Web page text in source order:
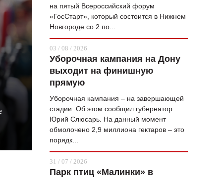
СТИЛЬ ЖИЗНИ
КУЛЬТ ЕДЫ
ЖУРНАЛ
на пятый Всероссийский форум
«ГосСтарт», который состоится в Нижнем
Новгороде со 2 по...
03 / 08 / 2026
Уборочная кампания на Дону
выходит на финишную
прямую
Уборочная кампания – на завершающей
стадии. Об этом сообщил губернатор
Юрий Слюсарь. На данный момент
обмолочено 2,9 миллиона гектаров – это
порядк...
31 / 07 / 2026
Парк птиц «Малинки» в